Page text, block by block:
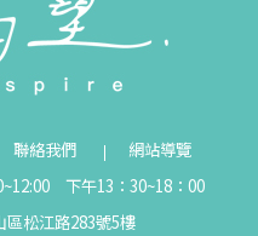
聯絡我們
網站導覽
下午13：30~18：00
區松江路283號5樓